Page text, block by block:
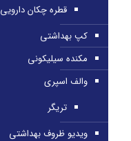
قطره چکان دارویی
کپ بهداشتی
مکنده سیلیکونی
والف اسپری
تریگر
ویدیو ظروف بهداشتی